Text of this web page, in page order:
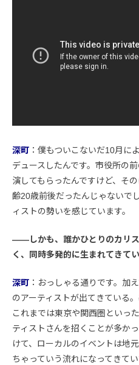
深町 ：僕もついこないだ10月に
デュースしたんです。市役所の
演してもらったんですけど、そ
齢20歳前後だったんじゃないで
ィストの勢いを感じています。
――しかも、誰かひとりのカリ
く、同時多発的に生まれてきて
深町 ：おっしゃる通りです。加
のアーティストが出てきている
これまでは東京や関西圏といっ
ティストさんを招くことが多か
けて、ローカルのイベントは地
ちゃっていう流れになってきて